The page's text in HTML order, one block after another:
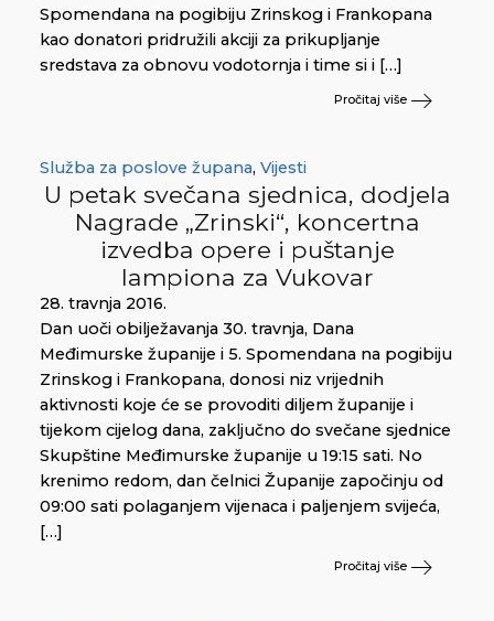
Spomendana na pogibiju Zrinskog i Frankopana
kao donatori pridružili akciji za prikupljanje
sredstava za obnovu vodotornja i time si i […]
Pročitaj više
Služba za poslove župana, Vijesti
U petak svečana sjednica, dodjela
Nagrade „Zrinski“, koncertna
izvedba opere i puštanje
lampiona za Vukovar
28. travnja 2016.
Dan uoči obilježavanja 30. travnja, Dana
Međimurske županije i 5. Spomendana na pogibiju
Zrinskog i Frankopana, donosi niz vrijednih
aktivnosti koje će se provoditi diljem županije i
tijekom cijelog dana, zaključno do svečane sjednice
Skupštine Međimurske županije u 19:15 sati. No
krenimo redom, dan čelnici Županije započinju od
09:00 sati polaganjem vijenaca i paljenjem svijeća,
[…]
Pročitaj više